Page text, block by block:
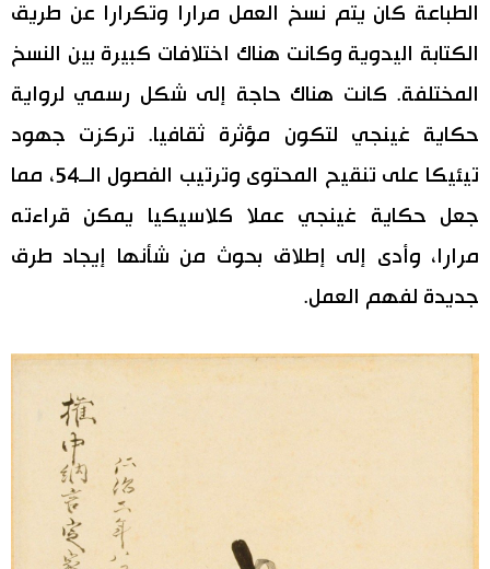
الطباعة كان يتم نسخ العمل مرارا وتكرارا عن طريق
الكتابة اليدوية وكانت هناك اختلافات كبيرة بين النسخ
المختلفة. كانت هناك حاجة إلى شكل رسمي لرواية
حكاية غينجي لتكون مؤثرة ثقافيا. تركزت جهود
تيئيكا على تنقيح المحتوى وترتيب الفصول الــ54، مما
جعل حكاية غينجي عملا كلاسيكيا يمكن قراءته
مرارا، وأدى إلى إطلاق بحوث من شأنها إيجاد طرق
جديدة لفهم العمل.